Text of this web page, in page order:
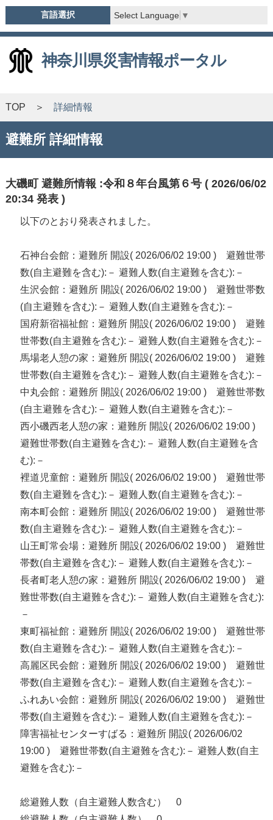
言語選択 Select Language ▼
神奈川県災害情報ポータル
TOP 詳細情報
避難所 詳細情報
大磯町 避難所情報 :令和８年台風第６号 ( 2026/06/02
20:34 発表 )
以下のとおり発表されました。
石神台会館：避難所 開設( 2026/06/02 19:00 ) 避難世帯
数(自主避難を含む):－ 避難人数(自主避難を含む):－
生沢会館：避難所 開設( 2026/06/02 19:00 ) 避難世帯数
(自主避難を含む):－ 避難人数(自主避難を含む):－
国府新宿福祉館：避難所 開設( 2026/06/02 19:00 ) 避難
世帯数(自主避難を含む):－ 避難人数(自主避難を含む):－
馬場老人憩の家：避難所 開設( 2026/06/02 19:00 ) 避難
世帯数(自主避難を含む):－ 避難人数(自主避難を含む):－
中丸会館：避難所 開設( 2026/06/02 19:00 ) 避難世帯数
(自主避難を含む):－ 避難人数(自主避難を含む):－
西小磯西老人憩の家：避難所 開設( 2026/06/02 19:00 )
避難世帯数(自主避難を含む):－ 避難人数(自主避難を含
む):－
裡道児童館：避難所 開設( 2026/06/02 19:00 ) 避難世帯
数(自主避難を含む):－ 避難人数(自主避難を含む):－
南本町会館：避難所 開設( 2026/06/02 19:00 ) 避難世帯
数(自主避難を含む):－ 避難人数(自主避難を含む):－
山王町常会場：避難所 開設( 2026/06/02 19:00 ) 避難世
帯数(自主避難を含む):－ 避難人数(自主避難を含む):－
長者町老人憩の家：避難所 開設( 2026/06/02 19:00 ) 避
難世帯数(自主避難を含む):－ 避難人数(自主避難を含む):
－
東町福祉館：避難所 開設( 2026/06/02 19:00 ) 避難世帯
数(自主避難を含む):－ 避難人数(自主避難を含む):－
高麗区民会館：避難所 開設( 2026/06/02 19:00 ) 避難世
帯数(自主避難を含む):－ 避難人数(自主避難を含む):－
ふれあい会館：避難所 開設( 2026/06/02 19:00 ) 避難世
帯数(自主避難を含む):－ 避難人数(自主避難を含む):－
障害福祉センターすばる：避難所 開設( 2026/06/02
19:00 ) 避難世帯数(自主避難を含む):－ 避難人数(自主
避難を含む):－
総避難人数（自主避難人数含む） 0